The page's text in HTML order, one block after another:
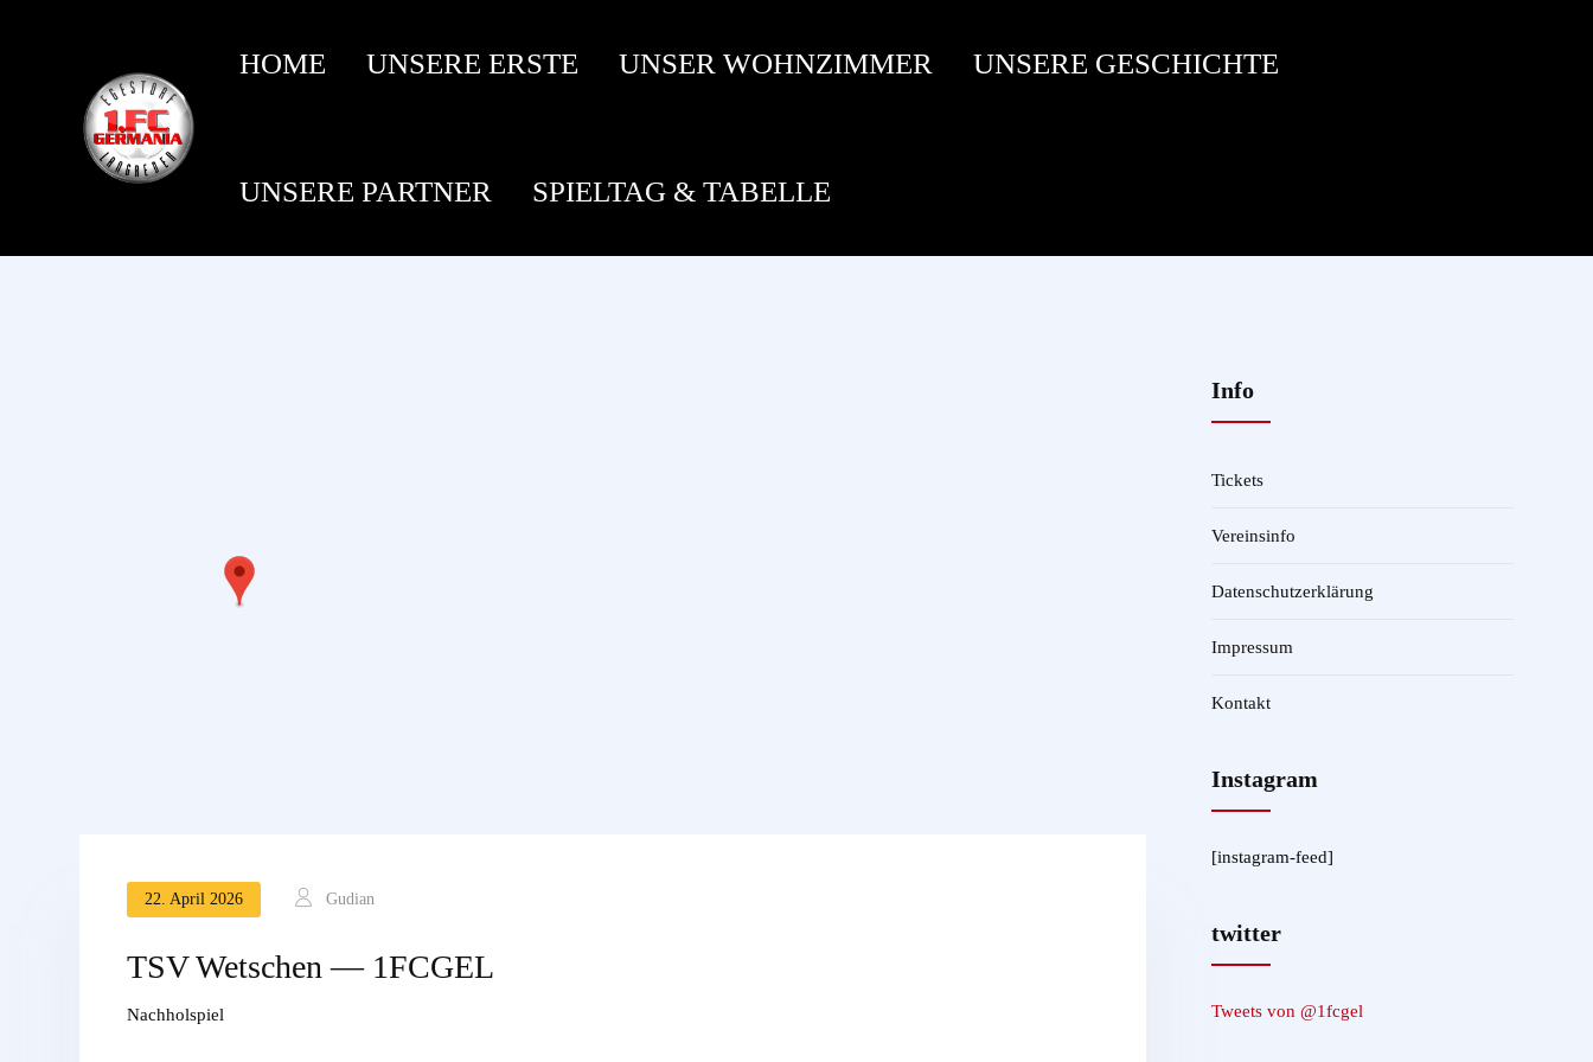
HOME UNSERE ERSTE UNSER WOHNZIMMER UNSERE GESCHICHTE
UNSERE PARTNER SPIELTAG & TABELLE
22. April 2026 Gudian
TSV Wetschen — 1FCGEL
Nachholspiel
Info
Tickets
Vereinsinfo
Datenschutzerklärung
Impressum
Kontakt
Instagram
[instagram-feed]
twitter
Tweets von @1fcgel